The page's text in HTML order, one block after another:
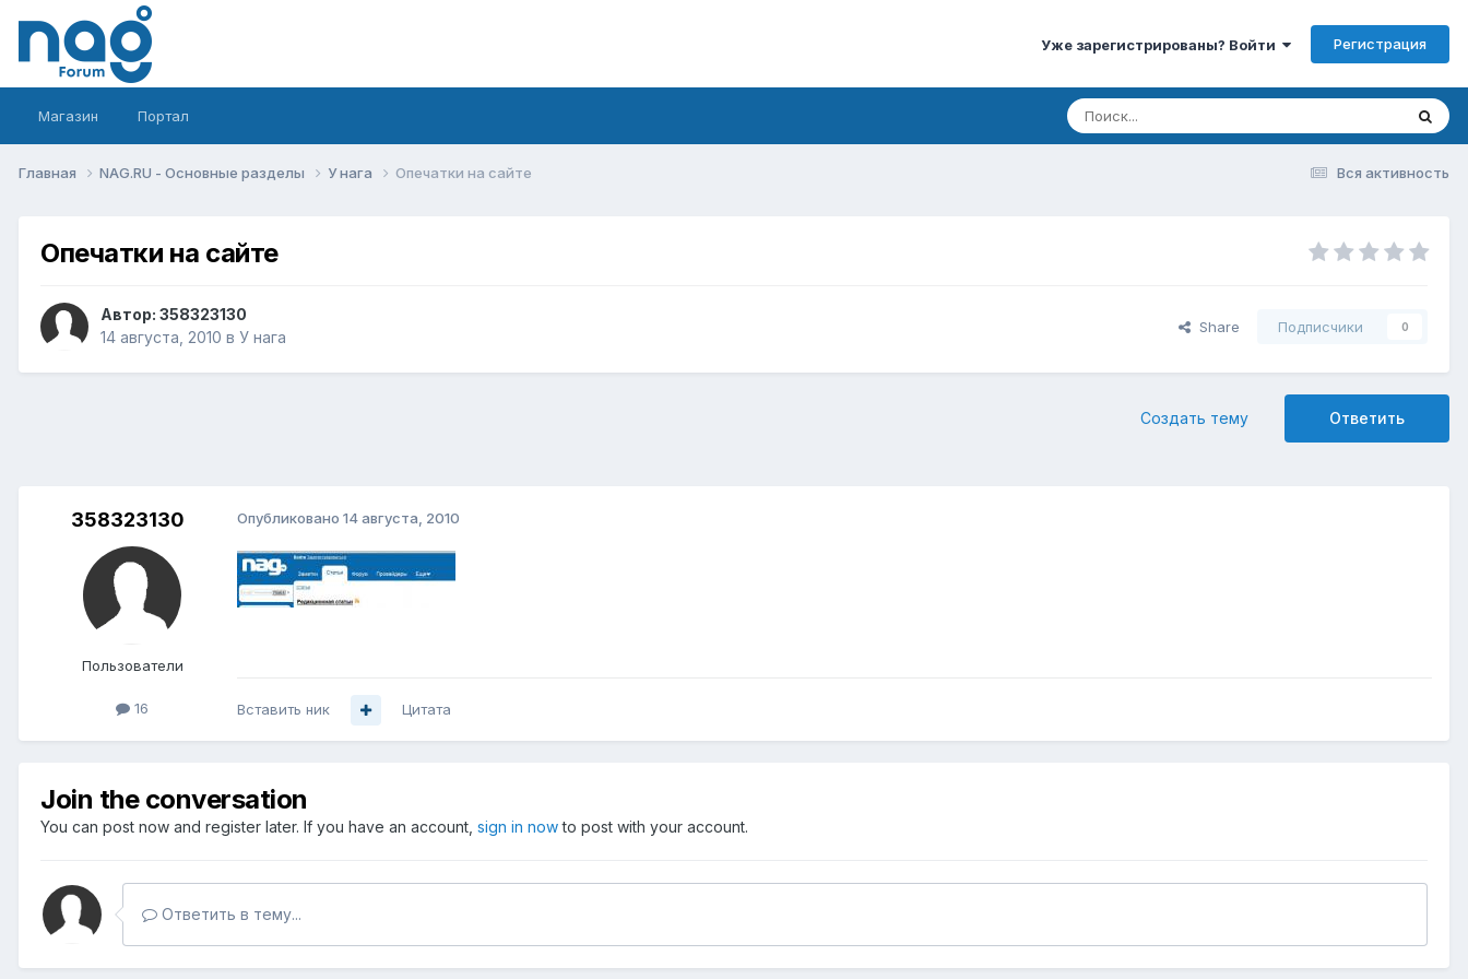
Уже зарегистрированы? Войти Регистрация
Магазин Портал
Вся активность
Главная NAG.RU - Основные разделы У нага Опечатки на сайте
Опечатки на сайте
Автор: 358323130
14 августа, 2010 в У нага
Share Подписчики 0
Ответить
Создать тему
358323130
Пользователи
16
Опубликовано 14 августа, 2010
Вставить ник Цитата
Join the conversation
You can post now and register later. If you have an account, sign in nowto post with your account.
Ответить в тему...